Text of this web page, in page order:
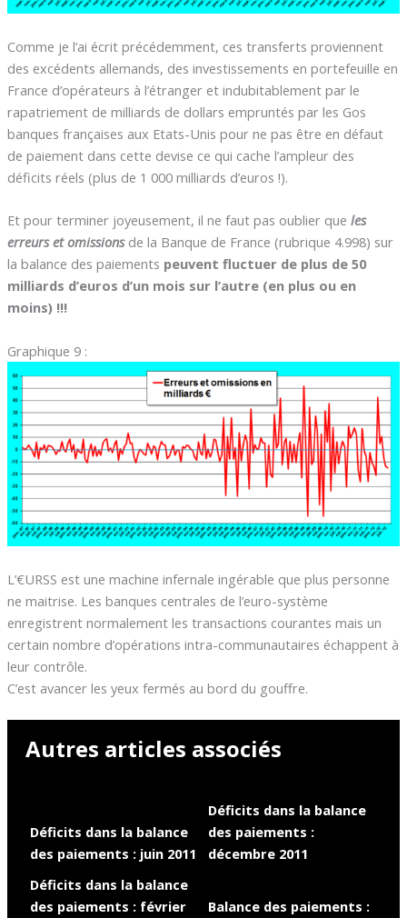
Comme je l’ai écrit précédemment, ces transferts proviennent
des excédents allemands, des investissements en portefeuille en
France d’opérateurs à l’étranger et indubitablement par le
rapatriement de milliards de dollars empruntés par les Gos
banques françaises aux Etats-Unis pour ne pas être en défaut
de paiement dans cette devise ce qui cache l’ampleur des
déficits réels (plus de 1 000 milliards d’euros !).
Et pour terminer joyeusement, il ne faut pas oublier que les
erreurs et omissions de la Banque de France (rubrique 4.998) sur
la balance des paiements peuvent fluctuer de plus de 50
milliards d’euros d’un mois sur l’autre (en plus ou en
moins) !!!
Graphique 9 :
L’€URSS est une machine infernale ingérable que plus personne
ne maitrise. Les banques centrales de l’euro-système
enregistrent normalement les transactions courantes mais un
certain nombre d’opérations intra-communautaires échappent à
leur contrôle.
C’est avancer les yeux fermés au bord du gouffre.
Autres articles associés
Déficits dans la balance
des paiements : juin 2011
Déficits dans la balance
des paiements :
décembre 2011
Déficits dans la balance
des paiements : février
Balance des paiements :